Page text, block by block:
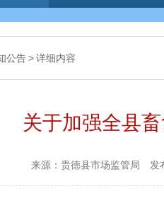
公告>详细内容
关于加强全县
来源：贵德县市场监管局 发